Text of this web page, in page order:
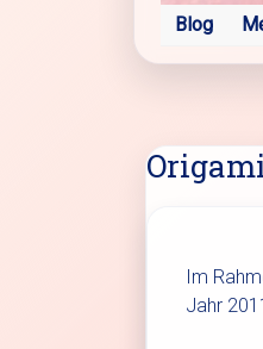
Blog
Im
Jahr